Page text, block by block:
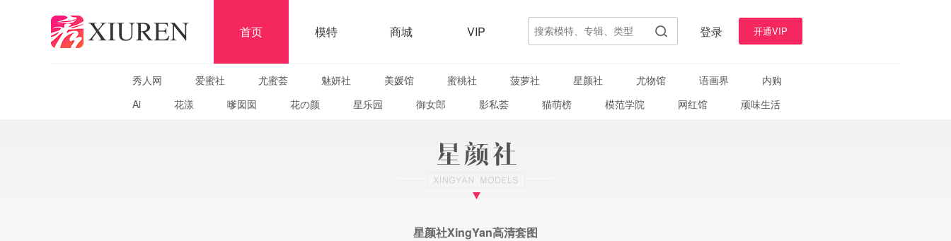
首页 模特 商城 VIP 登录 开通VIP
秀人网 爱蜜社 尤蜜荟 魅妍社 美媛馆 蜜桃社 菠萝社 星颜社 尤物馆 语画界
内购
Ai
花漾 嗲囡囡 花の颜 星乐园 御女郎 影私荟 猫萌榜 模范学院 网红馆 顽味生活
星颜社XingYan高清套图